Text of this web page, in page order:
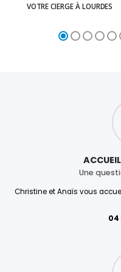
VOTRE CIERGE À LOURDES
Une
Christine et Anaïs vous
04